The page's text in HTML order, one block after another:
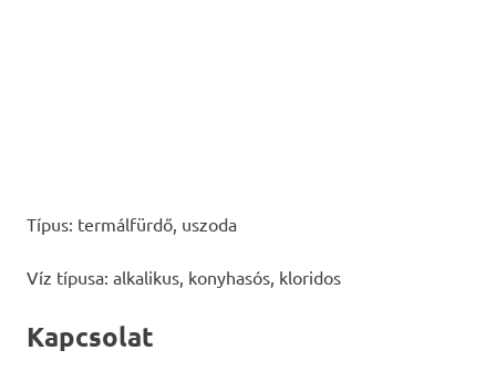
Típus: termálfürdő, uszoda
Víz típusa: alkalikus, konyhasós, kloridos
Kapcsolat